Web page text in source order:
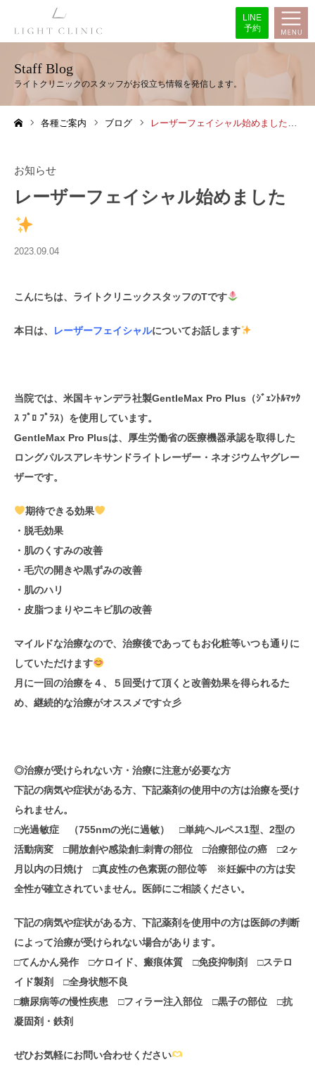
LINE
予約
Staff Blog
各種ご案内 ブログ レーザーフェイシャル始めました
お知らせ
レーザーフェイシャル始めました
2023.09.04
こんにちは、ライトクリニックスタッフのTです
本日は、 レーザーフェイシャルについてお話します
当院では、米国キャンデラ社製GentleMax Pro Plus（ｼﾞｪﾝﾄﾙﾏｯｸ
ｽ ﾌﾟﾛ ﾌﾟﾗｽ） を使用しています。
GentleMax Pro Plusは、厚生労働省の医療機器承認を取得した
ロングパルスアレキサンドライトレーザー・ネオジウムヤグレー
ザーです。
期待できる効果
・脱毛効果
・肌のくすみの改善
・毛穴の開きや黒ずみの改善
・肌のハリ
・皮脂つまりやニキビ肌の改善
マイルドな治療なので、治療後であってもお化粧等いつも通りに
していただけます
月に一回の治療を４、５回受けて頂くと改善効果を得られるた
め、継続的な治療がオススメです☆彡
◎治療が受けられない方・治療に注意が必要な方
下記の病気や症状がある方、下記薬剤の使用中の方は治療を受け
られません。
□光過敏症 （755nmの光に過敏） □単純ヘルペス1型、2型の
活動病変 □開放創や感染創□刺青の部位 □治療部位の癌 □2ヶ
月以内の日焼け □真皮性の色素斑の部位等 ※妊娠中の方は安
全性が確立されていません。医師にご相談ください。
下記の病気や症状がある方、下記薬剤を使用中の方は医師の判断
によって治療が受けられない場合があります。
□てんかん発作 □ケロイド、瘢痕体質 □免疫抑制剤 □ステロ
イド製剤 □全身状態不良
□糖尿病等の慢性疾患 □フィラー注入部位 □黒子の部位 □抗
凝固剤・鉄剤
ぜひお気軽にお問い合わせください